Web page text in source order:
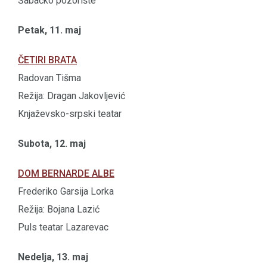
Petak, 11. maj
ČETIRI BRATA
Radovan Tišma
Režija: Dragan Jakovljević
Knjaževsko-srpski teatar
Subota, 12. maj
DOM BERNARDE ALBE
Frederiko Garsija Lorka
Režija: Bojana Lazić
Puls teatar Lazarevac
Nedelja, 13. maj